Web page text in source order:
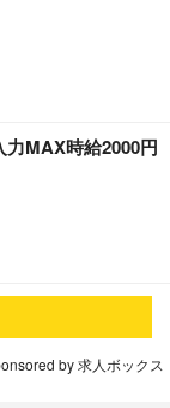
MAX時給2000円
by 求人ボックス